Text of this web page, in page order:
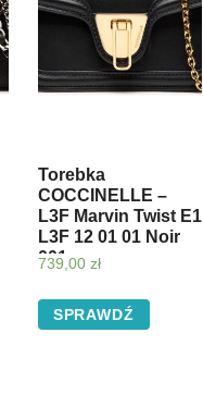
Torebka
COCCINELLE –
L3F Marvin Twist E1
L3F 12 01 01 Noir
001
739,00 zł
SPRAWDŹ